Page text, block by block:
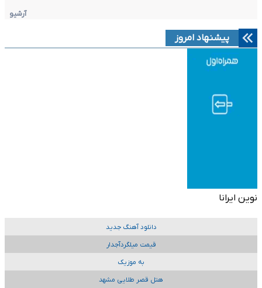
آرشیو
پیشنهاد امروز
نوین ایرانا
دانلود آهنگ جدید
قیمت میلگردآجدار
به موزیک
هتل قصر طلایی مشهد